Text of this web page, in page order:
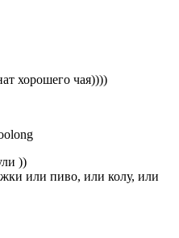
хорошего чая))))
))
или пиво, или колу, или